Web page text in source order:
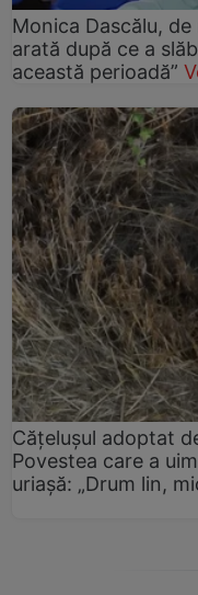
Monica Dascălu,
arată după ce a
această perioadă”
Cățelușul adoptat
Povestea care a
uriașă: „Drum lin,